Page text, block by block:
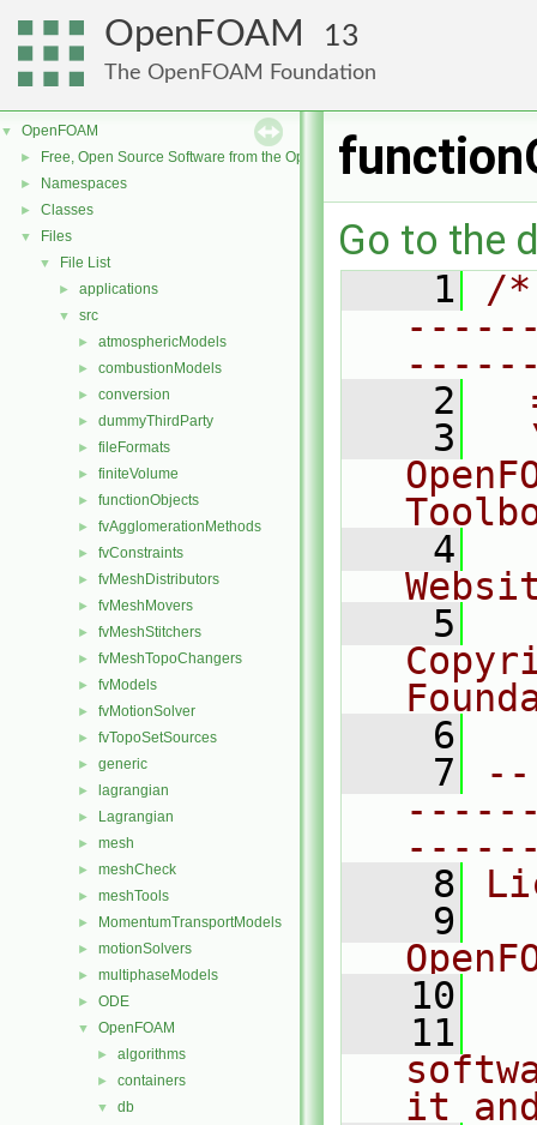
OpenFOAM 13
The OpenFOAM Foundation
▼ OpenFOAM
► Free, Open Source Software from the OpenFOAM Foundation
► Namespaces
► Classes
▼ Files
▼ File List
► applications
▼ src
► atmosphericModels
► combustionModels
► conversion
► dummyThirdParty
► fileFormats
► finiteVolume
► functionObjects
► fvAgglomerationMethods
► fvConstraints
► fvMeshDistributors
► fvMeshMovers
► fvMeshStitchers
► fvMeshTopoChangers
► fvModels
► fvMotionSolver
► fvTopoSetSources
► generic
► lagrangian
► Lagrangian
► mesh
► meshCheck
► meshTools
► MomentumTransportModels
► motionSolvers
► multiphaseModels
► ODE
▼ OpenFOAM
► algorithms
► containers
▼ db
Go to the
    1
/
    2
    3
    4
    5
    6
    7
    8
    9
   10
   11
it